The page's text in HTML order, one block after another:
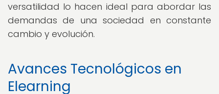
versatilidad lo hacen ideal para abordar las
demandas de una sociedad en constante
cambio y evolución.
Avances Tecnológicos en
Elearning